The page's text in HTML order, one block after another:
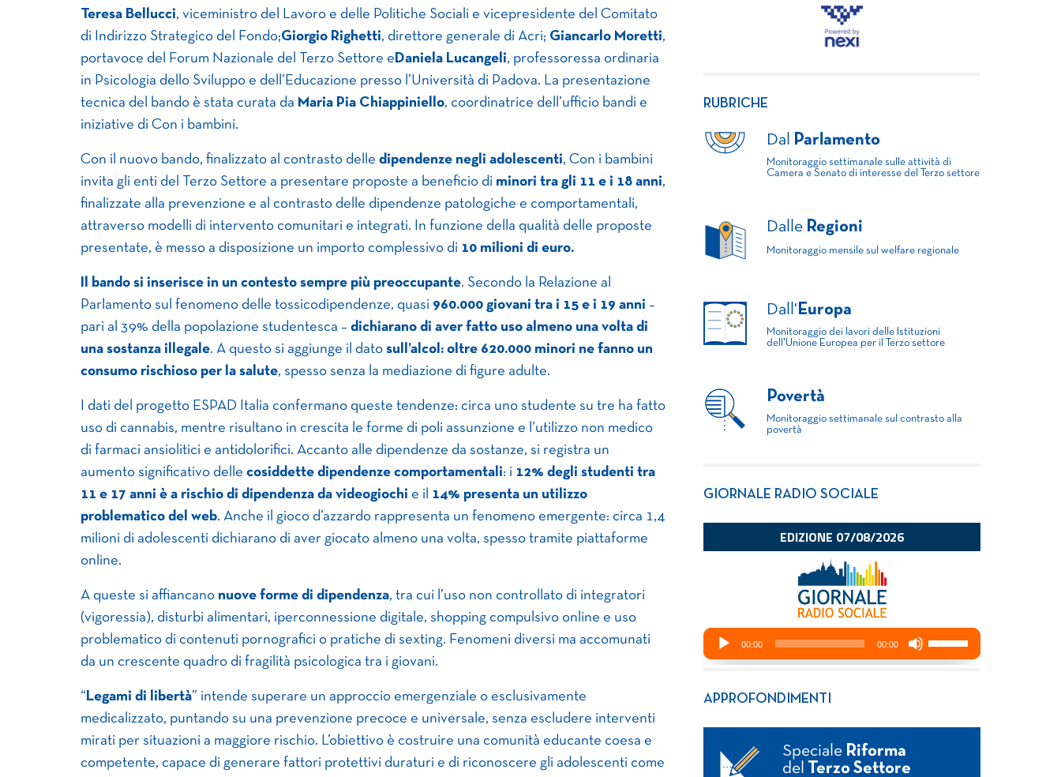
Teresa Bellucci, viceministro del Lavoro e delle Politiche Sociali e vicepresidente del Comitato
di Indirizzo Strategico del Fondo;Giorgio Righetti, direttore generale di Acri; Giancarlo Moretti,
portavoce del Forum Nazionale del Terzo Settore e Daniela Lucangeli, professoressa ordinaria
in Psicologia dello Sviluppo e dell’Educazione presso l’Università di Padova. La presentazione
tecnica del bando è stata curata da Maria Pia Chiappiniello, coordinatrice dell’ufficio bandi e
iniziative di Con i bambini.
Con il nuovo bando, finalizzato al contrasto delle dipendenze negli adolescenti, Con i bambini
invita gli enti del Terzo Settore a presentare proposte a beneficio di minori tra gli 11 e i 18 anni,
finalizzate alla prevenzione e al contrasto delle dipendenze patologiche e comportamentali,
attraverso modelli di intervento comunitari e integrati. In funzione della qualità delle proposte
presentate, è messo a disposizione un importo complessivo di 10 milioni di euro.
Il bando si inserisce in un contesto sempre più preoccupante. Secondo la Relazione al
Parlamento sul fenomeno delle tossicodipendenze, quasi 960.000 giovani tra i 15 e i 19 anni –
pari al 39% della popolazione studentesca – dichiarano di aver fatto uso almeno una volta di
una sostanza illegale. A questo si aggiunge il dato sull’alcol: oltre 620.000 minori ne fanno un
consumo rischioso per la salute, spesso senza la mediazione di figure adulte.
I dati del progetto ESPAD Italia confermano queste tendenze: circa uno studente su tre ha fatto
uso di cannabis, mentre risultano in crescita le forme di poli assunzione e l’utilizzo non medico
di farmaci ansiolitici e antidolorifici. Accanto alle dipendenze da sostanze, si registra un
aumento significativo delle cosiddette dipendenze comportamentali: i 12% degli studenti tra
11 e 17 anni è a rischio di dipendenza da videogiochi e il
14% presenta un utilizzo
problematico del web. Anche il gioco d’azzardo rappresenta un fenomeno emergente: circa 1,4
milioni di adolescenti dichiarano di aver giocato almeno una volta, spesso tramite piattaforme
online.
A queste si affiancano nuove forme di dipendenza, tra cui l’uso non controllato di integratori
(vigoressia), disturbi alimentari, iperconnessione digitale, shopping compulsivo online e uso
problematico di contenuti pornografici o pratiche di sexting. Fenomeni diversi ma accomunati
da un crescente quadro di fragilità psicologica tra i giovani.
“ Legami di libertà” intende superare un approccio emergenziale o esclusivamente
medicalizzato, puntando su una prevenzione precoce e universale, senza escludere interventi
mirati per situazioni a maggiore rischio. L’obiettivo è costruire una comunità educante coesa e
competente, capace di generare fattori protettivi duraturi e di riconoscere gli adolescenti come
RUBRICHE
Dal Parlamento
Monitoraggio settimanale sulle attività di
Camera e Senato di interesse del Terzo settore
Dalle Regioni
Monitoraggio mensile sul welfare regionale
Dall' Europa
Monitoraggio dei lavori delle Istituzioni
dell'Unione Europea per il Terzo settore
Povertà
Monitoraggio settimanale sul contrasto alla
povertà
GIORNALE RADIO SOCIALE
APPROFONDIMENTI
Speciale Riforma
del
Terzo Settore